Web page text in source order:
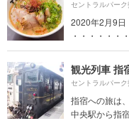
セントラルパー
2020年2月9日
・・・・・・
観光列車 指
セントラルパー
指宿への旅は
中央駅から指